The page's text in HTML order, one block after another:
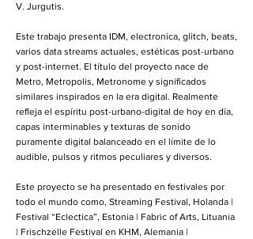
V. Jurgutis.
Este trabajo presenta IDM, electronica, glitch, beats,
varios data streams actuales, estéticas post-urbano
y post-internet. El título del proyecto nace de
Metro, Metropolis, Metronome y significados
similares inspirados en la era digital. Realmente
refleja el espíritu post-urbano-digital de hoy en día,
capas interminables y texturas de sonido
puramente digital balanceado en el límite de lo
audible, pulsos y ritmos peculiares y diversos.
Este proyecto se ha presentado en festivales por
todo el mundo como, Streaming Festival, Holanda |
Festival “Eclectica”, Estonia | Fabric of Arts, Lituania
| Frischzelle Festival en KHM, Alemania |